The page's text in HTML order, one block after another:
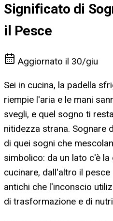
Significato di
il Pesce
Aggiornato il 30/giu
Sei in cucina, la padella
riempie l'aria e le mani
svegli, e quel sogno ti
nitidezza strana. Sognare
di quei sogni che
simbolico: da un lato c'è
cucinare, dall'altro il
antichi che l'inconscio
di trasformazione e di